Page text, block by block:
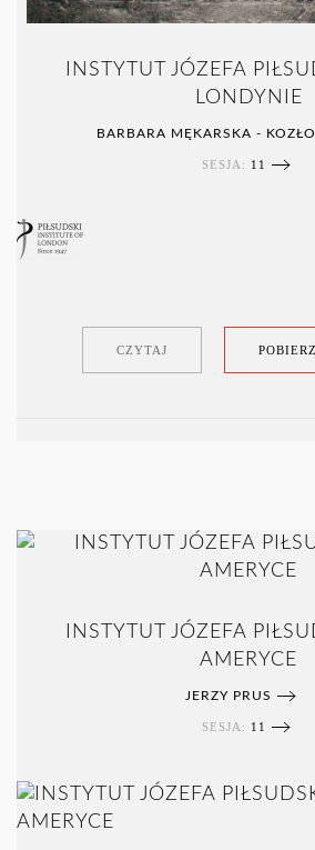
INSTYTUT JÓZEFA
LONDYNIE
BARBARA MĘKARSKA -
SESJA: 11
CZYTAJ
INSTYTUT JÓZEFA
AMERYCE
JERZY PRUS
SESJA: 11